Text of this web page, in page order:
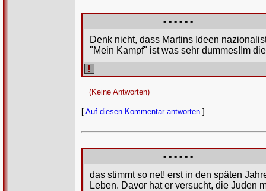
- - - - - -
Denk nicht, dass Martins Ideen
"Mein Kampf" ist was sehr dummes!Im
(Keine Antworten)
[ Auf diesen Kommentar antworten ]
- - - - - -
das stimmt so net! erst in den späten
Leben. Davor hat er versucht, die Juden